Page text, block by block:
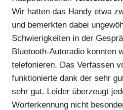
Wir hatten das Handy etwa
und bemerkten dabei
Schwierigkeiten in der
Bluetooth-Autoradio konnten
telefonieren. Das Verfassen
funktionierte dank der sehr
sehr gut. Leider überzeugt
Worterkennung nicht